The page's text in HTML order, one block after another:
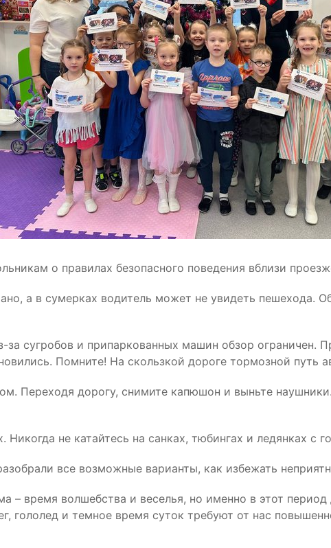
о правилах безопасного поведения вблизи
а в сумерках водитель может не увидеть пешехода.
за сугробов и припаркованных машин обзор ограничен.
Помните! На скользкой дороге тормозной путь
Переходя дорогу, снимите капюшон и выньте
Никогда не катайтесь на санках, тюбингах и ледянках с
все возможные варианты, как избежать
– время волшебства и веселья, но именно в этот
гололед и темное время суток требуют от нас